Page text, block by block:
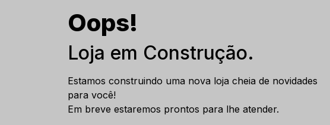
Oops!
Loja em Construção.
Estamos construindo uma nova loja cheia de novidades
para você!
Em breve estaremos prontos para lhe atender.